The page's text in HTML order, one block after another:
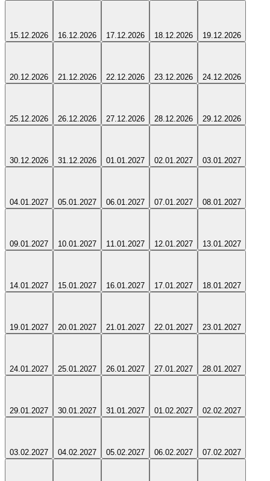
15.12.2026 16.12.2026 17.12.2026 18.12.2026 19.12.2026
20.12.2026 21.12.2026 22.12.2026 23.12.2026 24.12.2026
25.12.2026 26.12.2026 27.12.2026 28.12.2026 29.12.2026
30.12.2026 31.12.2026 01.01.2027 02.01.2027 03.01.2027
04.01.2027 05.01.2027 06.01.2027 07.01.2027 08.01.2027
09.01.2027 10.01.2027 11.01.2027 12.01.2027 13.01.2027
14.01.2027 15.01.2027 16.01.2027 17.01.2027 18.01.2027
19.01.2027 20.01.2027 21.01.2027 22.01.2027 23.01.2027
24.01.2027 25.01.2027 26.01.2027 27.01.2027 28.01.2027
29.01.2027 30.01.2027 31.01.2027 01.02.2027 02.02.2027
03.02.2027 04.02.2027 05.02.2027 06.02.2027 07.02.2027